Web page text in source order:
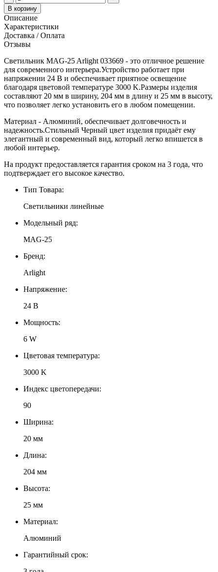
В корзину
Описание
Характеристики
Доставка / Оплата
Отзывы
Светильник MAG-25 Arlight 033669 - это отличное решение
для современного интерьера.Устройство работает при
напряжении 24 В и обеспечивает приятное освещение
благодаря цветовой температуре 3000 K.Размеры изделия
составляют 20 мм в ширину, 204 мм в длину и 25 мм в высоту,
что позволяет легко установить его в любом помещении.
Материал - Алюминий, обеспечивает долговечность и
надежность.Стильный Черный цвет изделия придаёт ему
элегантный и современный вид, который легко впишется в
любой интерьер.
На продукт предоставляется гарантия сроком на 3 года, что
подтверждает его высокое качество.
Тип Товара:
Светильники линейные
Модельный ряд:
MAG-25
Бренд:
Arlight
Напряжение:
24 В
Мощность:
6 W
Цветовая температура:
3000 K
Индекс цветопередачи:
90
Ширина:
20 мм
Длина:
204 мм
Высота:
25 мм
Материал:
Алюминий
Гарантийный срок: